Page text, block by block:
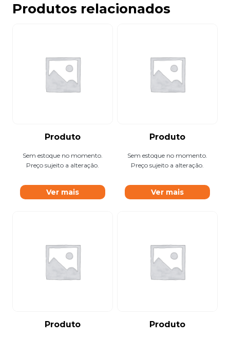
Produtos relacionados
Produto
Sem estoque no momento.
Preço sujeito a alteração.
Ver mais
Produto
Sem estoque no momento.
Preço sujeito a alteração.
Ver mais
Produto Produto